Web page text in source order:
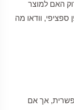
האם למוצר
וודאו מה
אך אם